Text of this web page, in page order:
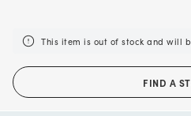
This item is out of stock and will
FIND A